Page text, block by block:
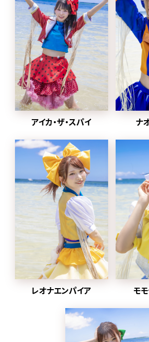
avexからメジャーデビュー
後4日という史上最速の早
さで東京ドームに立ち話題
を集め、「第62回 輝く！日本
レコード大賞」新人賞を受
賞。
2024年1月から
2022年に同番組の企画
「MONSTER LOVE」から誕
豆柴の大群都内某所
a.k.a. MONSTERIDOLとし
2025年1月8日に放送され
た「水曜日のダウンタウン」
内で
元々アドバイザーを務めて
いた、クロちゃんがプロデ
ューサー就任、ハナエモン
スターが復帰、
グループ名を戻すことが発
表された。
同日にクロちゃんが作詞し
ル配信がスタート。
アイカ・ザ・スパイ ナ
レオナエンパイア モ